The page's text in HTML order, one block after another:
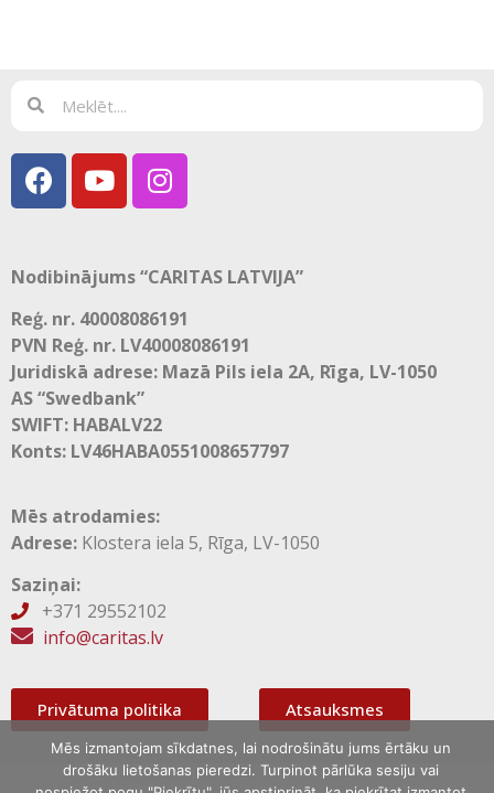
Nodibinājums “CARITAS LATVIJA”
Reģ. nr. 40008086191
PVN Reģ. nr. LV40008086191
Juridiskā adrese: Mazā Pils iela 2A, Rīga, LV-1050
AS “Swedbank”
SWIFT: HABALV22
Konts: LV46HABA0551008657797
Mēs atrodamies:
Adrese: Klostera iela 5, Rīga, LV-1050
Saziņai:
+371 29552102
 info@caritas.lv
Privātuma politika Atsauksmes
Mēs izmantojam sīkdatnes, lai nodrošinātu jums ērtāku un
drošāku lietošanas pieredzi. Turpinot pārlūka sesiju vai